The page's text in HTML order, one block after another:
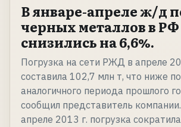
В январе-апреле ж/д
черных металлов в РФ
снизились на 6,6%.
Погрузка на сети РЖД в апреле
составила 102,7 млн т, что ниже
аналогичного периода прошлого
сообщил представитель
апреле 2013 г. погрузка